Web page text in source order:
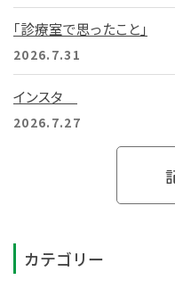
「診療室で思ったこと」
2026.7.31
インスタ
2026.7.27
カテゴリー